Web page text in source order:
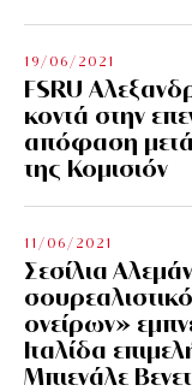
19/06/2021
FSRU
κοντά στην
απόφαση μετά
της Κομισιόν
11/06/2021
Σεσίλια
ονείρων»
Ιταλίδα
Μπιενάλε